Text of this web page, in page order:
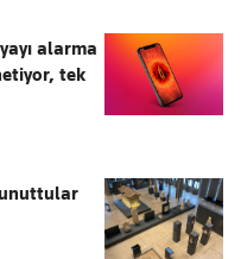
alarma
tek
unuttular